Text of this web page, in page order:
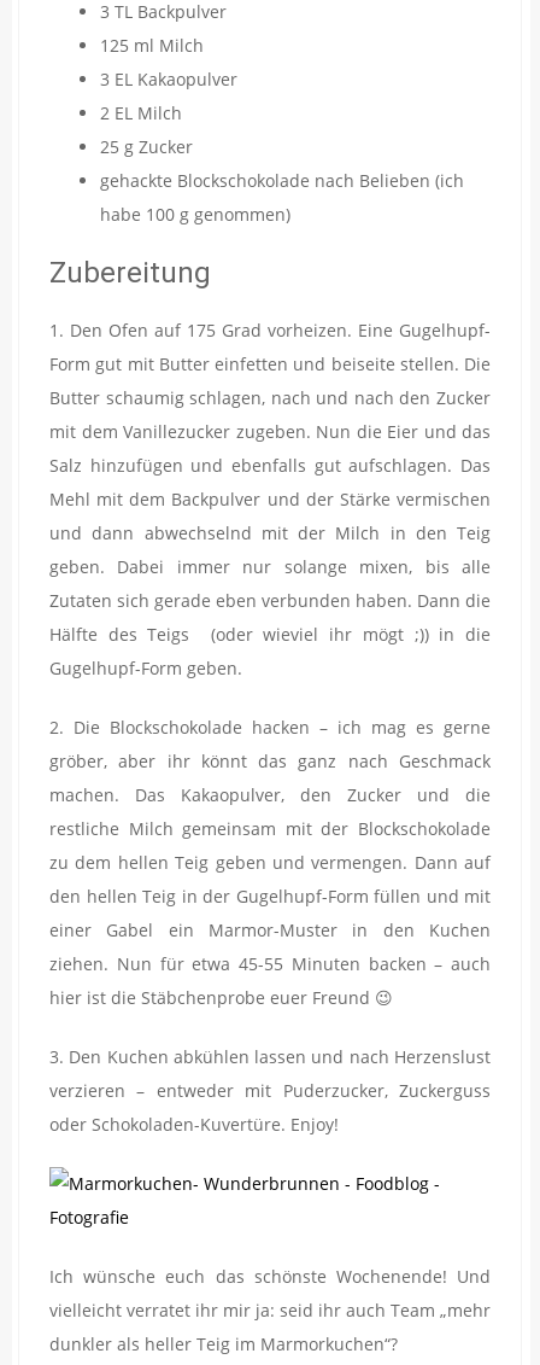
3 TL Backpulver
125 ml Milch
3 EL Kakaopulver
2 EL Milch
25 g Zucker
gehackte Blockschokolade nach Belieben (ich
habe 100 g genommen)
Zubereitung
1. Den Ofen auf 175 Grad vorheizen. Eine Gugelhupf-
Form gut mit Butter einfetten und beiseite stellen. Die
Butter schaumig schlagen, nach und nach den Zucker
mit dem Vanillezucker zugeben. Nun die Eier und das
Salz hinzufügen und ebenfalls gut aufschlagen. Das
Mehl mit dem Backpulver und der Stärke vermischen
und dann abwechselnd mit der Milch in den Teig
geben. Dabei immer nur solange mixen, bis alle
Zutaten sich gerade eben verbunden haben. Dann die
Hälfte des Teigs (oder wieviel ihr mögt ;)) in die
Gugelhupf-Form geben.
2. Die Blockschokolade hacken – ich mag es gerne
gröber, aber ihr könnt das ganz nach Geschmack
machen. Das Kakaopulver, den Zucker und die
restliche Milch gemeinsam mit der Blockschokolade
zu dem hellen Teig geben und vermengen. Dann auf
den hellen Teig in der Gugelhupf-Form füllen und mit
einer Gabel ein Marmor-Muster in den Kuchen
ziehen. Nun für etwa 45-55 Minuten backen – auch
hier ist die Stäbchenprobe euer Freund 😉
3. Den Kuchen abkühlen lassen und nach Herzenslust
verzieren – entweder mit Puderzucker, Zuckerguss
oder Schokoladen-Kuvertüre. Enjoy!
Ich wünsche euch das schönste Wochenende! Und
vielleicht verratet ihr mir ja: seid ihr auch Team „mehr
dunkler als heller Teig im Marmorkuchen“?